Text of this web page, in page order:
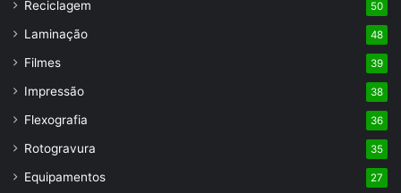
Reciclagem 50
Laminação 48
Filmes 39
Impressão 38
Flexografia 36
Rotogravura 35
Equipamentos 27